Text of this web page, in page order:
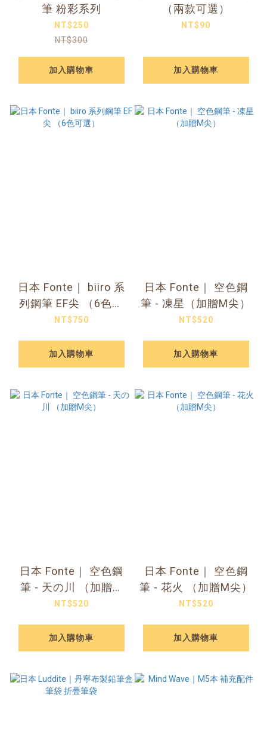
筆 粉彩系列
NT$250
NT$300
加入購物車
（兩款可選）
NT$90
加入購物車
日本 Fonte｜ biiro 系
列鋼筆 EF尖 （6色可
選）
NT$750
加入購物車
日本 Fonte｜ 空色鋼
筆 - 凍星（加贈M尖）
NT$520
加入購物車
日本 Fonte｜ 空色鋼
筆 - 天の川 （加贈M
尖）
NT$520
加入購物車
日本 Fonte｜ 空色鋼
筆 - 花火 （加贈M尖）
NT$520
加入購物車